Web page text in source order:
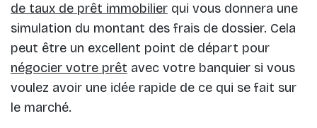
de taux de prêt immobilier qui vous donnera une
simulation du montant des frais de dossier. Cela
peut être un excellent point de départ pour
négocier votre prêt avec votre banquier si vous
voulez avoir une idée rapide de ce qui se fait sur
le marché.